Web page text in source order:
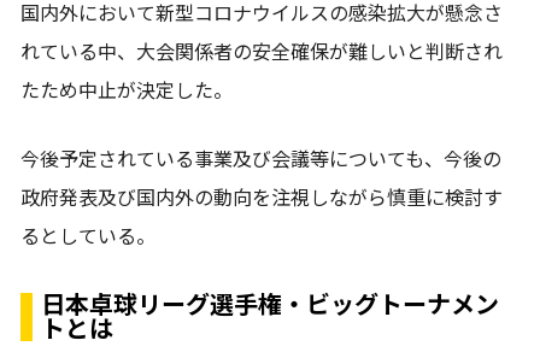
国内外において新型コロナウイルスの感染拡大が懸念さ
れている中、大会関係者の安全確保が難しいと判断され
たため中止が決定した。
今後予定されている事業及び会議等についても、今後の
政府発表及び国内外の動向を注視しながら慎重に検討す
るとしている。
日本卓球リーグ選手権・ビッグトーナメン
トとは